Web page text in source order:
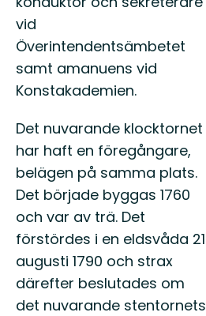
vid
Överintendentsämbetet
samt amanuens vid
Konstakademien.
Det nuvarande klocktornet
har haft en föregångare,
belägen på samma plats.
Det började byggas 1760
och var av trä. Det
förstördes i en eldsvåda 21
augusti 1790 och strax
därefter beslutades om
det nuvarande stentornets